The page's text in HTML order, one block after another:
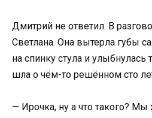
Дмитрий не ответил. В
Светлана. Она вытерла губы
на спинку стула и улыбнулась
шла о чём-то решённом сто
— Ирочка, ну а что такого?